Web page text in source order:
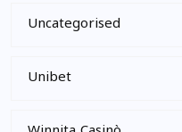
Uncategorised
Unibet